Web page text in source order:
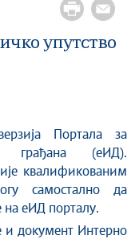
упутство
Портала за
грађана (еИД).
квалификованим
самостално да
на еИД порталу.
и документ Интерно